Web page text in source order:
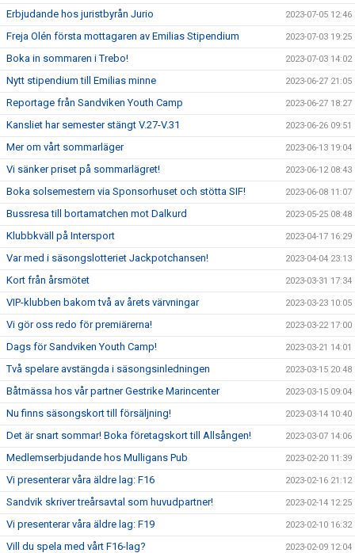
Erbjudande hos juristbyrån Jurio 2023-07-05 12:46
Freja Olén första mottagaren av Emilias Stipendium 2023-07-03 19:25
Boka in sommaren i Trebo! 2023-07-03 14:02
Nytt stipendium till Emilias minne 2023-06-27 21:05
Reportage från Sandviken Youth Camp 2023-06-27 18:27
Kansliet har semester stängt V.27-V.31 2023-06-26 09:51
Mer om vårt sommarläger 2023-06-13 19:04
Vi sänker priset på sommarlägret! 2023-06-12 08:43
Boka solsemestern via Sponsorhuset och stötta SIF! 2023-06-08 11:07
Bussresa till bortamatchen mot Dalkurd 2023-05-25 08:48
Klubbkväll på Intersport 2023-04-17 16:29
Var med i säsongslotteriet Jackpotchansen! 2023-04-04 23:13
Kort från årsmötet 2023-03-31 17:34
VIP-klubben bakom två av årets värvningar 2023-03-23 10:05
Vi gör oss redo för premiärerna! 2023-03-22 17:00
Dags för Sandviken Youth Camp! 2023-03-21 14:01
Två spelare avstängda i säsongsinledningen 2023-03-15 20:48
Båtmässa hos vår partner Gestrike Marincenter 2023-03-15 09:04
Nu finns säsongskort till försäljning! 2023-03-14 10:40
Det är snart sommar! Boka företagskort till Allsången! 2023-03-07 14:06
Medlemserbjudande hos Mulligans Pub 2023-02-20 11:39
Vi presenterar våra äldre lag: F16 2023-02-16 21:12
Sandvik skriver treårsavtal som huvudpartner! 2023-02-14 12:25
Vi presenterar våra äldre lag: F19 2023-02-10 16:32
Vill du spela med vårt F16-lag? 2023-02-09 12:04